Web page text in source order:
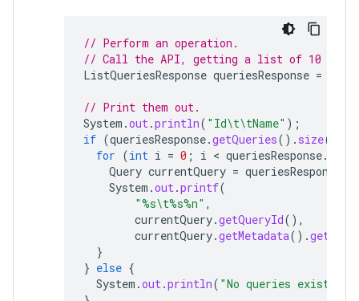
// Perform an operation.
// Call the API, getting a list of 10
ListQueriesResponse queriesResponse =
// Print them out.
System .out.println( "Id\t\tName" );
if (queriesResponse.getQueries(). size()
for (int i = 0 ; i < queriesResponse.
Query currentQuery = queriesResponse
System .out.printf(
"%s\t%s%n" ,
currentQuery.getQueryId(),
currentQuery.getMetadata().
}
} else {
System .out.println( "No queries exist."